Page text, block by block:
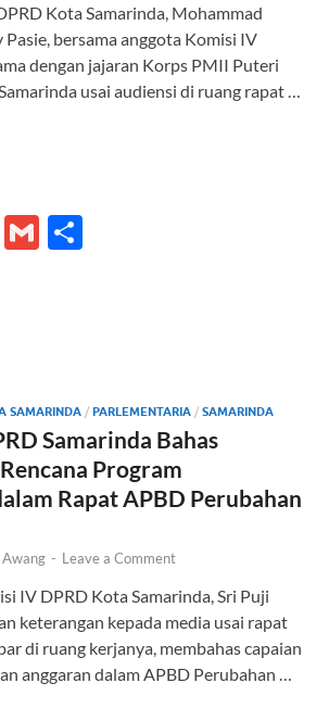
Kota Samarinda, Mohammad
bersama anggota Komisi IV
dengan jajaran Korps PMII Puteri
usai audiensi di ruang rapat …
W G
SAMARINDA / PARLEMENTARIA / SAMARINDA
Samarinda Bahas
Program
Rapat APBD Perubahan
Awang - Leave a Comment
IV DPRD Kota Samarinda, Sri Puji
keterangan kepada media usai rapat
di ruang kerjanya, membahas capaian
anggaran dalam APBD Perubahan …